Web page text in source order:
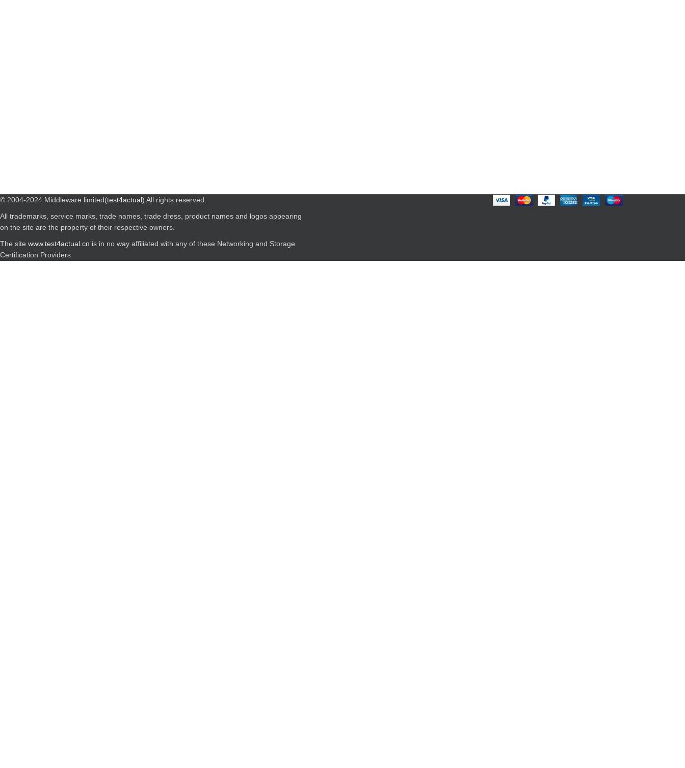
© 2004-2024 Middleware limited(test4actual) All rights reserved.
All trademarks, service marks, trade names, trade dress, product names and logos appearing
on the site are the property of their respective owners.
The site www.test4actual.cn is in no way affiliated with any of these Networking and Storage
Certification Providers.